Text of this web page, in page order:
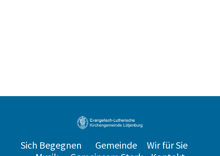
Sich Begegnen Gemeinde
Wir für Sie